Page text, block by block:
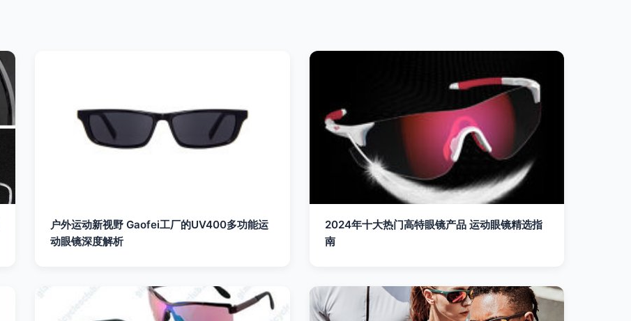
户外运动新视野 Gaofei工厂的UV400多功能运
动眼镜深度解析
2024年十大热门高特眼镜产品 运动眼镜精选指
南